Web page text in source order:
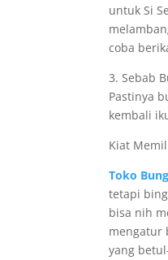
untuk Si
coba
3. Sebab
Pastinya
kembali
Kiat
Toko
tetapi
bisa nih
mengatur
yang